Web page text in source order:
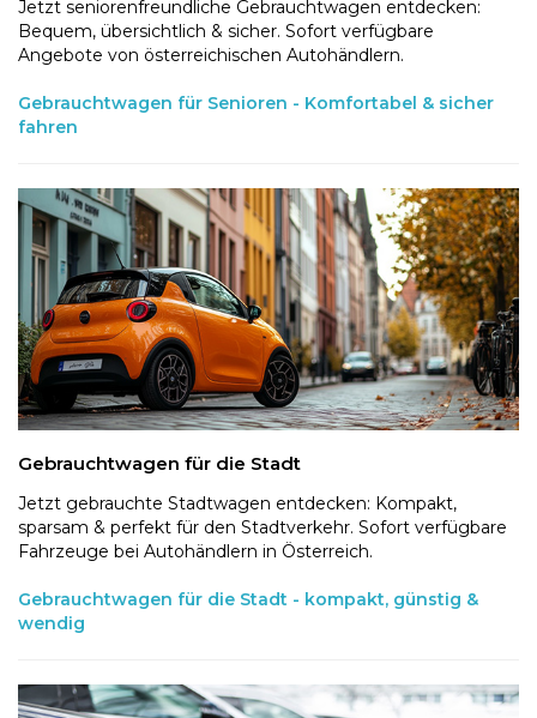
Jetzt seniorenfreundliche Gebrauchtwagen entdecken:
Bequem, übersichtlich & sicher. Sofort verfügbare
Angebote von österreichischen Autohändlern.
Gebrauchtwagen für Senioren - Komfortabel & sicher
fahren
Gebrauchtwagen für die Stadt
Jetzt gebrauchte Stadtwagen entdecken: Kompakt,
sparsam & perfekt für den Stadtverkehr. Sofort verfügbare
Fahrzeuge bei Autohändlern in Österreich.
Gebrauchtwagen für die Stadt - kompakt, günstig &
wendig